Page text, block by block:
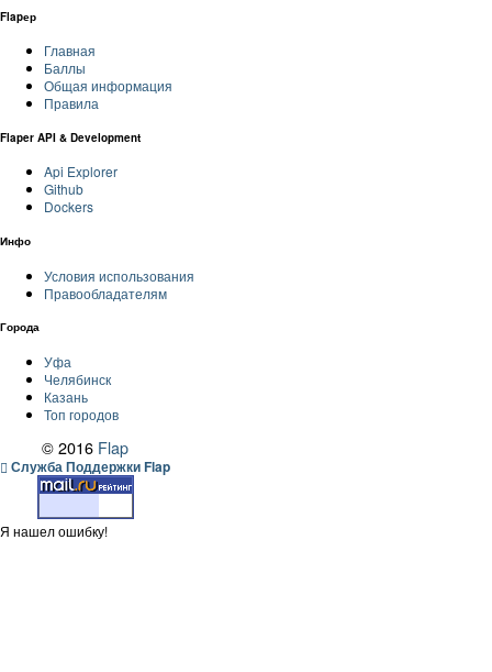
Flapер
Главная
Баллы
Общая информация
Правила
Flaper API & Development
Api Explorer
Github
Dockers
Инфо
Условия использования
Правообладателям
Города
Уфа
Челябинск
Казань
Топ городов
© 2016 Flap
Служба Поддержки Flap
Я нашел ошибку!